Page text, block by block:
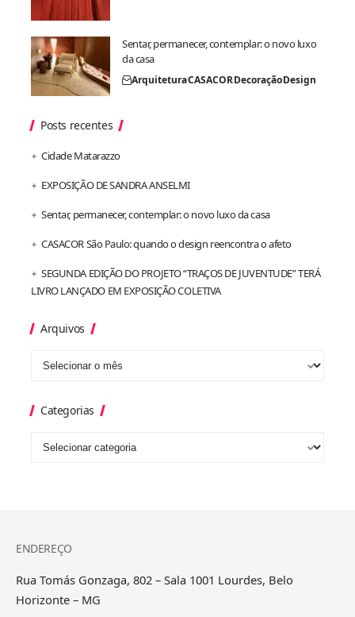
Sentar, permanecer, contemplar: o novo luxo
da casa
ArquiteturaCASACORDecoraçãoDesign
Posts recentes
Cidade Matarazzo
EXPOSIÇÃO DE SANDRA ANSELMI
Sentar, permanecer, contemplar: o novo luxo da casa
CASACOR São Paulo: quando o design reencontra o afeto
SEGUNDA EDIÇÃO DO PROJETO “TRAÇOS DE JUVENTUDE” TERÁ
LIVRO LANÇADO EM EXPOSIÇÃO COLETIVA
Arquivos
Categorias
ENDEREÇO
Rua Tomás Gonzaga, 802 – Sala 1001 Lourdes, Belo
Horizonte – MG